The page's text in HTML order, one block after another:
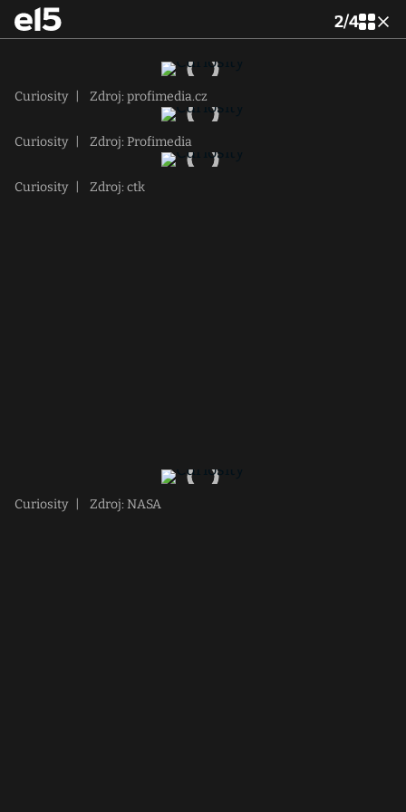
2/4
Curiosity Zdroj: profimedia.cz
Curiosity Zdroj: Profimedia
Curiosity Zdroj: ctk
Curiosity Zdroj: NASA